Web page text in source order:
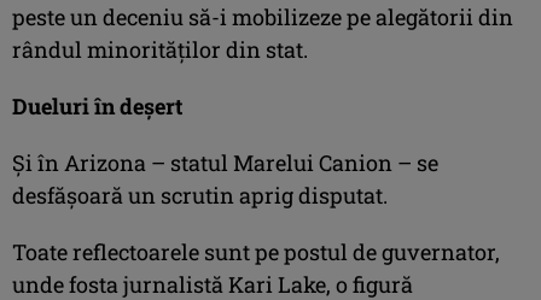
peste un deceniu să-i mobilizeze pe alegătorii din
rândul minorităţilor din stat.
Dueluri în deşert
Şi în Arizona – statul Marelui Canion – se
desfăşoară un scrutin aprig disputat.
Toate reflectoarele sunt pe postul de guvernator,
unde fosta jurnalistă Kari Lake, o figură